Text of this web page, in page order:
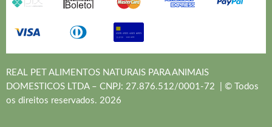
REAL PET ALIMENTOS NATURAIS PARA ANIMAIS
DOMESTICOS LTDA – CNPJ: 27.876.512/0001-72 | © Todos
os direitos reservados. 2026